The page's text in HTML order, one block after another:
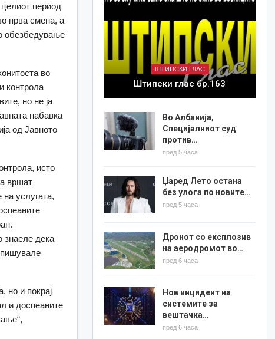
период
прва смена, а
обезбедување
во
контрола
но не ја
набавка
од Јавното
исто
вршат
услугата,
знаеле дека
но и покрај
и доспеаните
ШТИПСКИ ГЛАС
Штипски глас бр.163
Во Албанија,
Специјалниот суд
против…
пред 5 часа
Џаред Лето остана
без улога по новите…
пред 5 часа
Дронот со експлозив
на аеродромот во…
пред 6 часа
Нов инцидент на
системите за
вештачка…
пред 6 часа